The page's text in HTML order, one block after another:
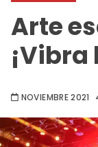
Arte
NOVIEMBRE 2021